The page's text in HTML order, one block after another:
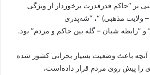
بر “حاکم قدرقدرت برخوردار از ویژگی
ولایت مذهبی) “، “شه‌پدری
” و “رابطه شبان – گله بین حاکم و مردم” بود.
آنچه باعث وضعیت بسیار بحرانی کشور شده
را پیش روی مردم قرار داده‌است،